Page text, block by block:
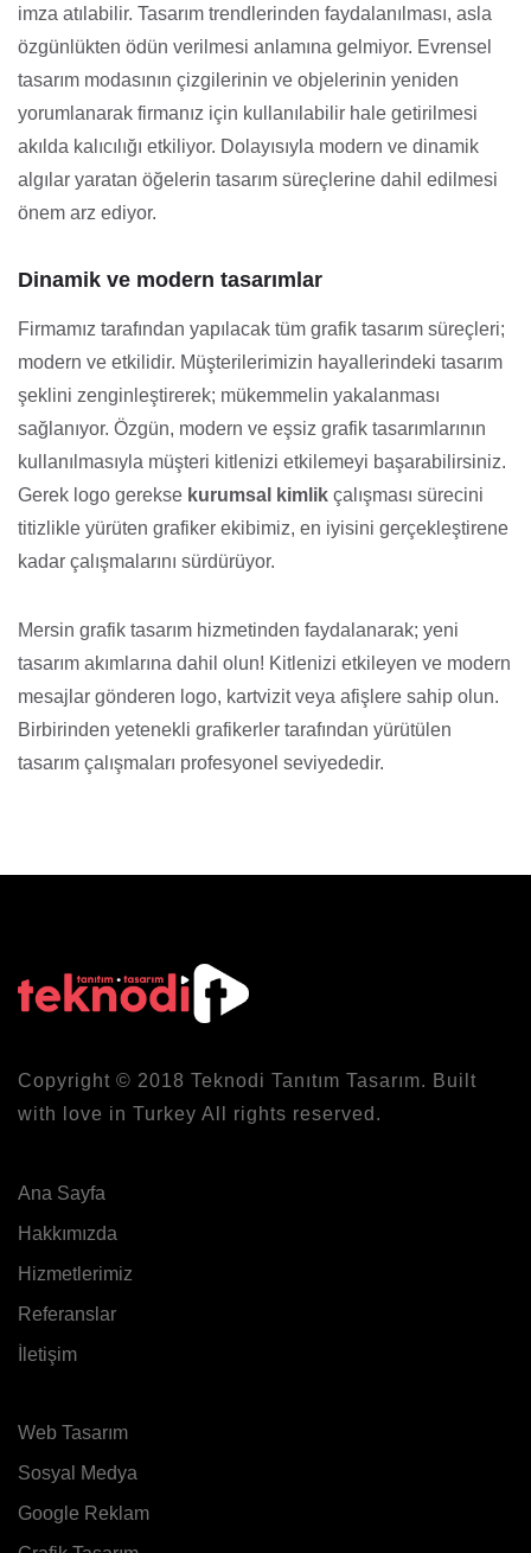
imza atılabilir. Tasarım trendlerinden faydalanılması, asla
özgünlükten ödün verilmesi anlamına gelmiyor. Evrensel
tasarım modasının çizgilerinin ve objelerinin yeniden
yorumlanarak firmanız için kullanılabilir hale getirilmesi
akılda kalıcılığı etkiliyor. Dolayısıyla modern ve dinamik
algılar yaratan öğelerin tasarım süreçlerine dahil edilmesi
önem arz ediyor.
Dinamik ve modern tasarımlar
Firmamız tarafından yapılacak tüm grafik tasarım süreçleri;
modern ve etkilidir. Müşterilerimizin hayallerindeki tasarım
şeklini zenginleştirerek; mükemmelin yakalanması
sağlanıyor. Özgün, modern ve eşsiz grafik tasarımlarının
kullanılmasıyla müşteri kitlenizi etkilemeyi başarabilirsiniz.
Gerek logo gerekse kurumsal kimlik çalışması sürecini
titizlikle yürüten grafiker ekibimiz, en iyisini gerçekleştirene
kadar çalışmalarını sürdürüyor.
Mersin grafik tasarım hizmetinden faydalanarak; yeni
tasarım akımlarına dahil olun! Kitlenizi etkileyen ve modern
mesajlar gönderen logo, kartvizit veya afişlere sahip olun.
Birbirinden yetenekli grafikerler tarafından yürütülen
tasarım çalışmaları profesyonel seviyededir.
Copyright © 2018 Teknodi Tanıtım Tasarım. Built
with love in Turkey All rights reserved.
Ana Sayfa
Hakkımızda
Hizmetlerimiz
Referanslar
İletişim
Web Tasarım
Sosyal Medya
Google Reklam